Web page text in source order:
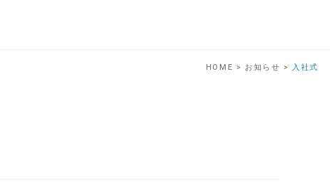
HOME > お知らせ > 入社式